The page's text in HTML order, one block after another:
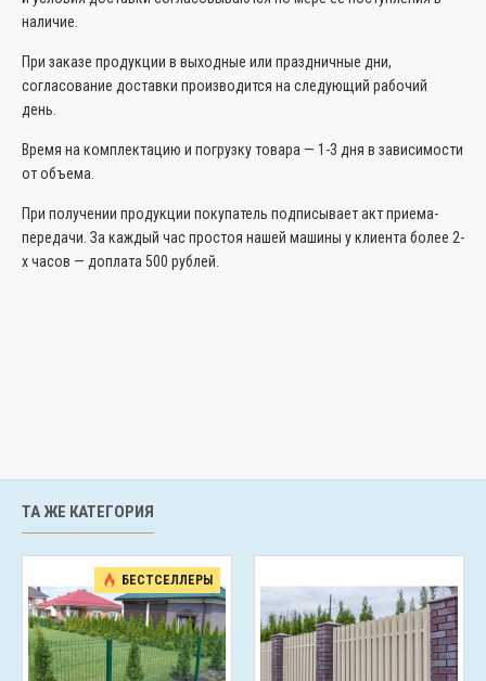
наличие.
При заказе продукции в выходные или праздничные дни,
согласование доставки производится на следующий рабочий
день.
Время на комплектацию и погрузку товара — 1-3 дня в зависимости
от объема.
При получении продукции покупатель подписывает акт приема-
передачи. За каждый час простоя нашей машины у клиента более 2-
х часов — доплата 500 рублей.
ТА ЖЕ КАТЕГОРИЯ
БЕСТСЕЛЛЕРЫ